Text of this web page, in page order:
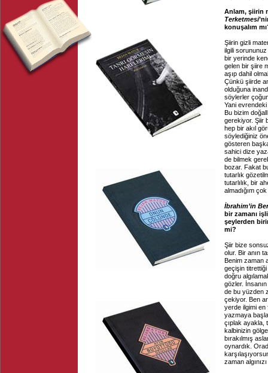
Anlam, şiirin
Terketmesi
konuşalım
Şiirin gizli
ilgili sorununuz
bir yerinde
gelen bir şiire
aşıp dahil
Çünkü şiirde
olduğuna
söylerler
Yani evrendeki
Bu bizim
gerekiyor. Şiir
hep bir akıl
söylediğiniz
gösteren
sahici dize
de bilmek
bozar. Fakat
tutarlık
tutarlılık, bir
almadığım
İbrahim’in
bir zamanı
şeylerden
mi?
Şiir bize
olur. Bir anın
Benim zaman
geçişin
doğru
gözler.
de bu yüzden
çekiyor. Ben
yerde ilgimi en
yazmaya
çıplak ayakla,
kalbinizin
bırakılmış
oynardık.
zaman